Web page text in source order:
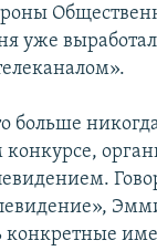
уже
больше
конкурсе,
конкретные